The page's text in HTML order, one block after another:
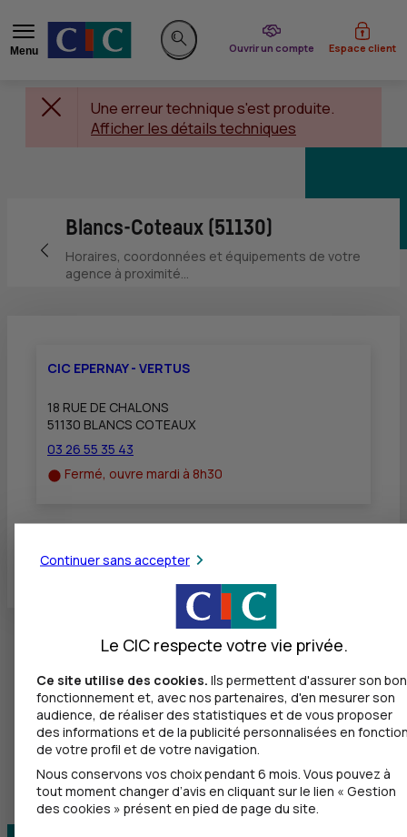
Menu
Rechercher sur le site
Ouvrir un compte
du CIC Espace client
Une erreur technique s'est produite.
Afficher les détails techniques
Retour vers la page précédente
Blancs-Coteaux (51130)
Horaires, coordonnées et équipements de votre
agence à proximité...
CIC EPERNAY - VERTUS
18 RUE DE CHALONS
51130 BLANCS COTEAUX
03 26 55 35 43
Fermé, ouvre mardi à 8h30
Toutes les localités
Continuer sans accepter
Le CIC respecte votre vie privée.
Ce site utilise des cookies. Ils permettent d'assurer son bon
fonctionnement et, avec nos partenaires, d'en mesurer son
audience, de réaliser des statistiques et de vous proposer
des informations et de la publicité personnalisées en
de votre profil et de votre navigation.
Nous conservons vos choix pendant 6 mois. Vous pouvez à
tout moment changer d’avis en cliquant sur le lien « Gestion
des cookies » présent en pied de page du site.